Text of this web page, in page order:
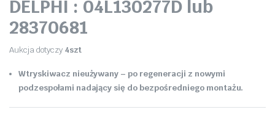
DELPHI : 04L130277D lub
28370681
Aukcja dotyczy 4szt
Wtryskiwacz nieużywany – po regeneracji z nowymi
podzespołami nadający się do bezpośredniego montażu.